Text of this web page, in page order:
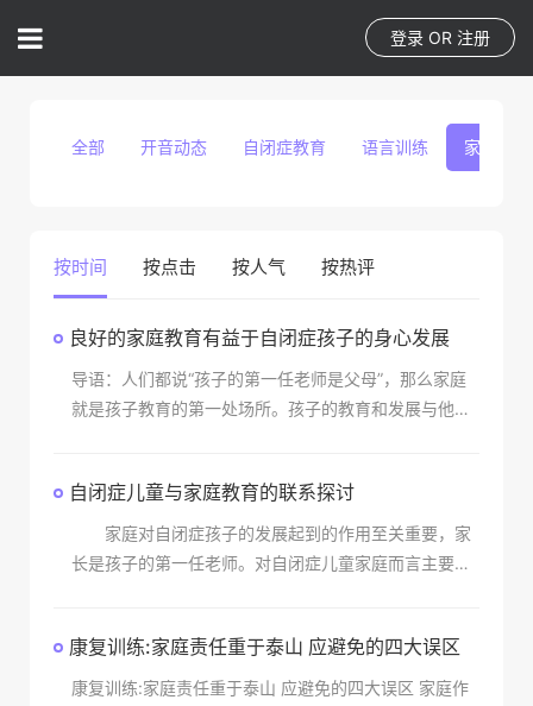
登录 OR 注册
全部 开音动态 自闭症教育 语言训练 家庭教育
按时间 按点击 按人气 按热评
良好的家庭教育有益于自闭症孩子的身心发展
导语：人们都说“孩子的第一任老师是父母”，那么家庭
就是孩子教育的第一处场所。孩子的教育和发展与他们
家庭教
自闭症儿童与家庭教育的联系探讨
家庭对自闭症孩子的发展起到的作用至关重要，家
长是孩子的第一任老师。对自闭症儿童家庭而言主要是
流的恐惧
康复训练:家庭责任重于泰山 应避免的四大误区
康复训练:家庭责任重于泰山 应避免的四大误区 家庭作